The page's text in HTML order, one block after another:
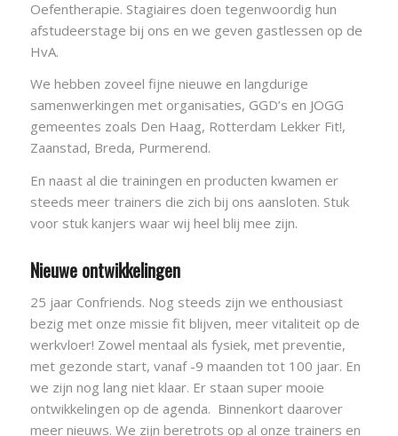
Oefentherapie. Stagiaires doen tegenwoordig hun
afstudeerstage bij ons en we geven gastlessen op de
HvA.
We hebben zoveel fijne nieuwe en langdurige
samenwerkingen met organisaties, GGD’s en JOGG
gemeentes zoals Den Haag, Rotterdam Lekker Fit!,
Zaanstad, Breda, Purmerend.
En naast al die trainingen en producten kwamen er
steeds meer trainers die zich bij ons aansloten. Stuk
voor stuk kanjers waar wij heel blij mee zijn.
Nieuwe ontwikkelingen
25 jaar Confriends. Nog steeds zijn we enthousiast
bezig met onze missie fit blijven, meer vitaliteit op de
werkvloer! Zowel mentaal als fysiek, met preventie,
met gezonde start, vanaf -9 maanden tot 100 jaar. En
we zijn nog lang niet klaar. Er staan super mooie
ontwikkelingen op de agenda. Binnenkort daarover
meer nieuws. We zijn beretrots op al onze trainers en